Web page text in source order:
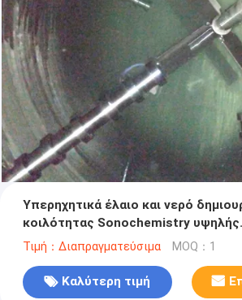
Υπερηχητικά έλαιο και νερό
κοιλότητας Sonochemistry υψηλής
αποδοτικότητας
Τιμή：Διαπραγματεύσιμα MOQ：1
Καλύτερη τιμή